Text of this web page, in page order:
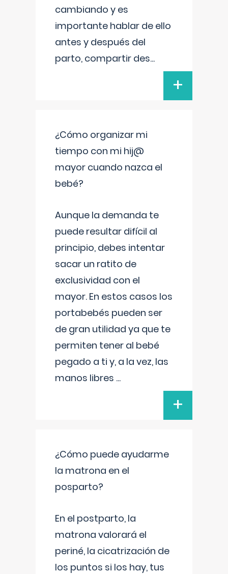
cambiando y es
importante hablar de ello
antes y después del
parto, compartir des...
+
¿Cómo organizar mi
tiempo con mi hij@
mayor cuando nazca el
bebé?
Aunque la demanda te
puede resultar difícil al
principio, debes intentar
sacar un ratito de
exclusividad con el
mayor. En estos casos los
portabebés pueden ser
de gran utilidad ya que te
permiten tener al bebé
pegado a ti y, a la vez, las
manos libres ...
+
¿Cómo puede ayudarme
la matrona en el
posparto?
En el postparto, la
matrona valorará el
periné, la cicatrización de
los puntos si los hay, tus